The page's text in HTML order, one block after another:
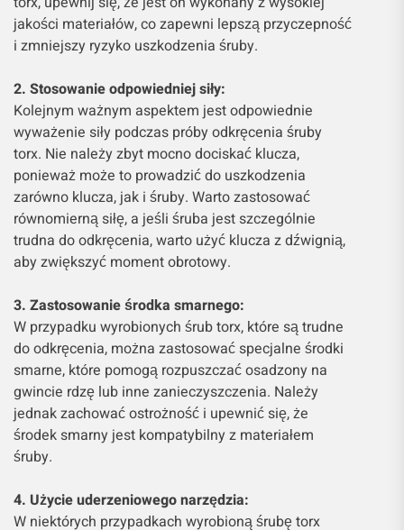
jakości materiałów, co zapewni lepszą przyczepność
i zmniejszy ryzyko uszkodzenia śruby.
2. Stosowanie odpowiedniej siły:
Kolejnym ważnym aspektem jest odpowiednie
wyważenie siły podczas próby odkręcenia śruby
torx. Nie należy zbyt mocno dociskać klucza,
ponieważ może to prowadzić do uszkodzenia
zarówno klucza, jak i śruby. Warto zastosować
równomierną siłę, a jeśli śruba jest szczególnie
trudna do odkręcenia, warto użyć klucza z dźwignią,
aby zwiększyć moment obrotowy.
3. Zastosowanie środka smarnego:
W przypadku wyrobionych śrub torx, które są trudne
do odkręcenia, można zastosować specjalne środki
smarne, które pomogą rozpuszczać osadzony na
gwincie rdzę lub inne zanieczyszczenia. Należy
jednak zachować ostrożność i upewnić się, że
środek smarny jest kompatybilny z materiałem
śruby.
4. Użycie uderzeniowego narzędzia:
W niektórych przypadkach wyrobioną śrubę torx